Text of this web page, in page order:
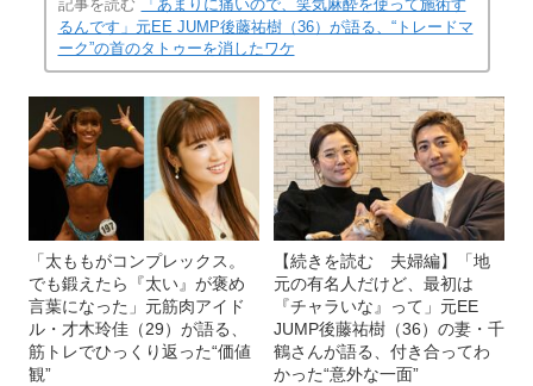
記事を読む
「あまりに痛いので、笑気麻酔を使って施術す
るんです」元EE JUMP後藤祐樹（36）が語る、“トレードマ
ーク”の首のタトゥーを消したワケ
「太ももがコンプレックス。
でも鍛えたら『太い』が褒め
言葉になった」元筋肉アイド
ル・才木玲佳（29）が語る、
筋トレでひっくり返った“価値
観”
【続きを読む 夫婦編】「地
元の有名人だけど、最初は
『チャラいな』って」元EE
JUMP後藤祐樹（36）の妻・千
鶴さんが語る、付き合ってわ
かった“意外な一面”